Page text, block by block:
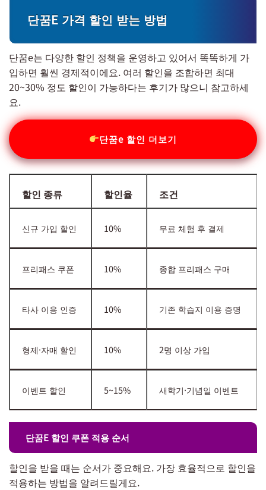
단꿈E 가격 할인 받는 방법
단꿈e는 다양한 할인 정책을 운영하고 있어서 똑똑하게 가
입하면 훨씬 경제적이에요. 여러 할인을 조합하면 최대
20~30% 정도 할인이 가능하다는 후기가 많으니 참고하세
요.
단꿈e 할인 더보기
할인 종류 할인율 조건
신규 가입 할인 10% 무료 체험 후 결제
프리패스 쿠폰 10% 종합 프리패스 구매
타사 이용 인증 10% 기존 학습지 이용 증명
형제·자매 할인 10% 2명 이상 가입
이벤트 할인 5~15% 새학기·기념일 이벤트
단꿈E 할인 쿠폰 적용 순서
할인을 받을 때는 순서가 중요해요. 가장 효율적으로 할인을
적용하는 방법을 알려드릴게요.